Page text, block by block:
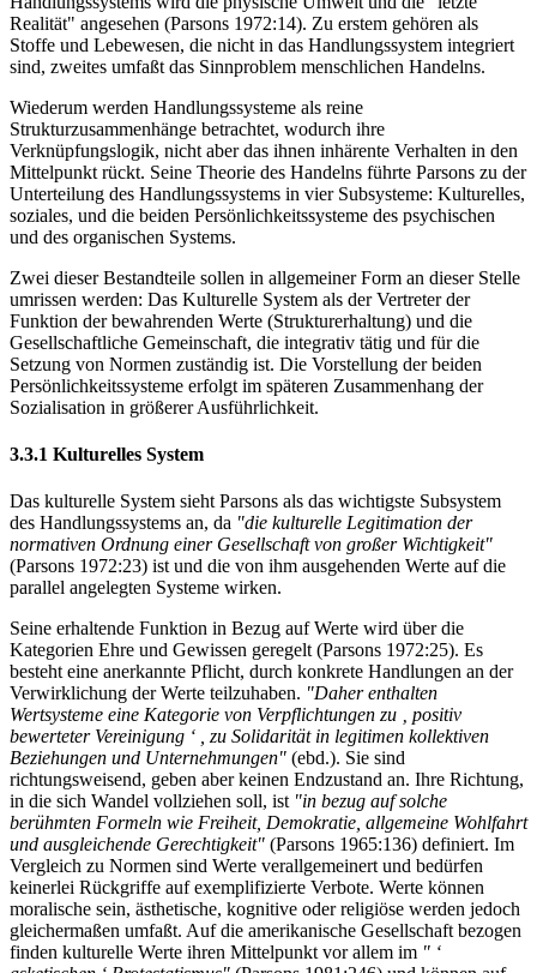
Realität" angesehen (Parsons 1972:14). Zu erstem gehören als
Stoffe und Lebewesen, die nicht in das Handlungssystem integriert
sind, zweites umfaßt das Sinnproblem menschlichen Handelns.
Wiederum werden Handlungssysteme als reine
Strukturzusammenhänge betrachtet, wodurch ihre
Verknüpfungslogik, nicht aber das ihnen inhärente Verhalten in den
Mittelpunkt rückt. Seine Theorie des Handelns führte Parsons zu der
Unterteilung des Handlungssystems in vier Subsysteme: Kulturelles,
soziales, und die beiden Persönlichkeitssysteme des psychischen
und des organischen Systems.
Zwei dieser Bestandteile sollen in allgemeiner Form an dieser Stelle
umrissen werden: Das Kulturelle System als der Vertreter der
Funktion der bewahrenden Werte (Strukturerhaltung) und die
Gesellschaftliche Gemeinschaft, die integrativ tätig und für die
Setzung von Normen zuständig ist. Die Vorstellung der beiden
Persönlichkeitssysteme erfolgt im späteren Zusammenhang der
Sozialisation in größerer Ausführlichkeit.
3.3.1 Kulturelles System
Das kulturelle System sieht Parsons als das wichtigste Subsystem
des Handlungssystems an, da "die kulturelle Legitimation der
normativen Ordnung einer Gesellschaft von großer Wichtigkeit"
(Parsons 1972:23) ist und die von ihm ausgehenden Werte auf die
parallel angelegten Systeme wirken.
Seine erhaltende Funktion in Bezug auf Werte wird über die
Kategorien Ehre und Gewissen geregelt (Parsons 1972:25). Es
besteht eine anerkannte Pflicht, durch konkrete Handlungen an der
Verwirklichung der Werte teilzuhaben. "Daher enthalten
Wertsysteme eine Kategorie von Verpflichtungen zu ‚ positiv
bewerteter Vereinigung ‘ , zu Solidarität in legitimen kollektiven
Beziehungen und Unternehmungen" (ebd.). Sie sind
richtungsweisend, geben aber keinen Endzustand an. Ihre Richtung,
in die sich Wandel vollziehen soll, ist "in bezug auf solche
berühmten Formeln wie Freiheit, Demokratie, allgemeine Wohlfahrt
und ausgleichende Gerechtigkeit" (Parsons 1965:136) definiert. Im
Vergleich zu Normen sind Werte verallgemeinert und bedürfen
keinerlei Rückgriffe auf exemplifizierte Verbote. Werte können
moralische sein, ästhetische, kognitive oder religiöse werden jedoch
gleichermaßen umfaßt. Auf die amerikanische Gesellschaft bezogen
finden kulturelle Werte ihren Mittelpunkt vor allem im " ‘